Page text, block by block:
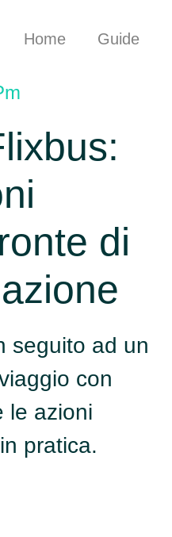
Home Guide
di
seguito ad un
con
le azioni
pratica.